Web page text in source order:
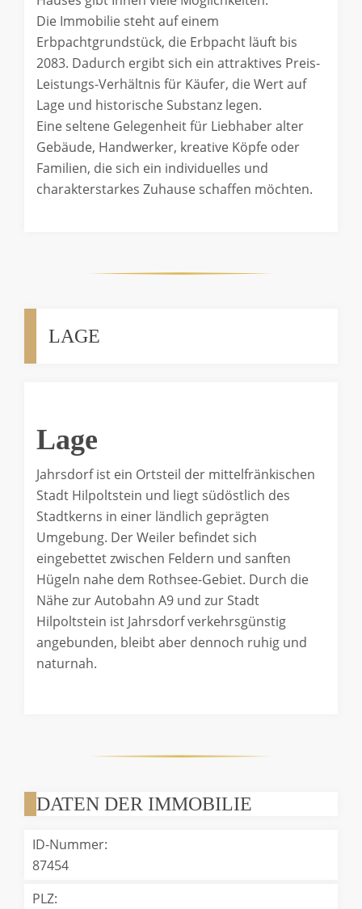
Die Immobilie steht auf einem
Erbpachtgrundstück, die Erbpacht läuft bis
2083. Dadurch ergibt sich ein attraktives Preis-
Leistungs-Verhältnis für Käufer, die Wert auf
Lage und historische Substanz legen.
Eine seltene Gelegenheit für Liebhaber alter
Gebäude, Handwerker, kreative Köpfe oder
Familien, die sich ein individuelles und
charakterstarkes Zuhause schaffen möchten.
LAGE
Lage
Jahrsdorf ist ein Ortsteil der mittelfränkischen
Stadt Hilpoltstein und liegt südöstlich des
Stadtkerns in einer ländlich geprägten
Umgebung. Der Weiler befindet sich
eingebettet zwischen Feldern und sanften
Hügeln nahe dem Rothsee-Gebiet. Durch die
Nähe zur Autobahn A9 und zur Stadt
Hilpoltstein ist Jahrsdorf verkehrsgünstig
angebunden, bleibt aber dennoch ruhig und
naturnah.
DATEN DER IMMOBILIE
ID-Nummer:
87454
PLZ: